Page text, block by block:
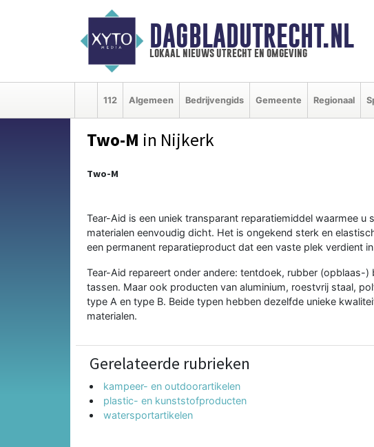
DAGBLADUTRECHT.NL
lokaal nieuws utrecht en omgeving
112 Algemeen Bedrijvengids Gemeente Regionaal
Two-M in Nijkerk
Two-M
Tear-Aid is een uniek transparant reparatiemiddel waarmee u
materialen eenvoudig dicht. Het is ongekend sterk en
een permanent reparatieproduct dat een vaste plek verdient
Tear-Aid repareert onder andere: tentdoek, rubber (opblaas-
tassen. Maar ook producten van aluminium, roestvrij staal,
type A en type B. Beide typen hebben dezelfde unieke
materialen.
Gerelateerde rubrieken
kampeer- en outdoorartikelen
plastic- en kunststofproducten
watersportartikelen